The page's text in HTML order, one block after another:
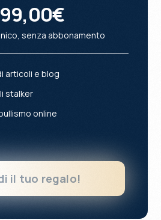
senza abbonamento
articoli e blog
stalker
online
il tuo regalo!